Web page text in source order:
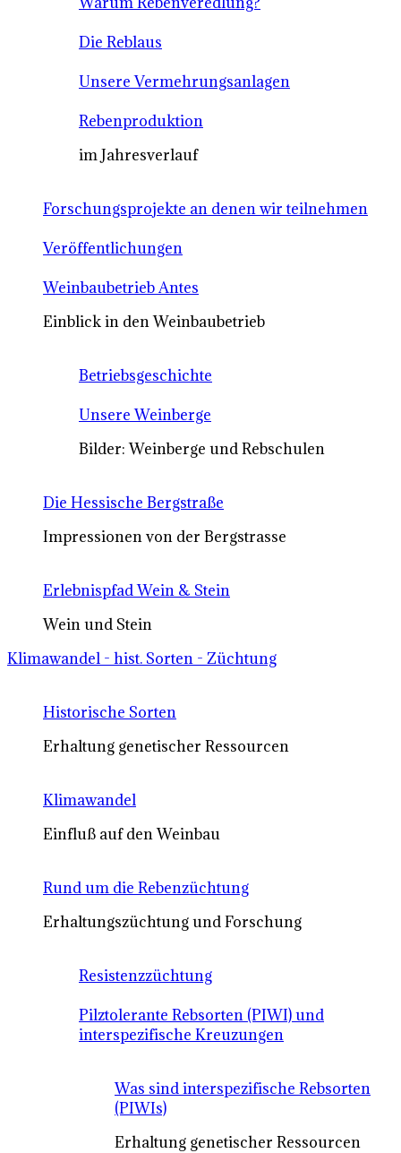
Die Reblaus
Unsere Vermehrungsanlagen
Rebenproduktion
im Jahresverlauf
Forschungsprojekte an denen wir teilnehmen
Veröffentlichungen
Weinbaubetrieb Antes
Einblick in den Weinbaubetrieb
Betriebsgeschichte
Unsere Weinberge
Bilder: Weinberge und Rebschulen
Die Hessische Bergstraße
Impressionen von der Bergstrasse
Erlebnispfad Wein & Stein
Wein und Stein
Klimawandel - hist. Sorten - Züchtung
Historische Sorten
Erhaltung genetischer Ressourcen
Klimawandel
Einfluß auf den Weinbau
Rund um die Rebenzüchtung
Erhaltungszüchtung und Forschung
Resistenzzüchtung
Pilztolerante Rebsorten (PIWI) und
interspezifische Kreuzungen
Was sind interspezifische Rebsorten
(PIWIs)
Erhaltung genetischer Ressourcen